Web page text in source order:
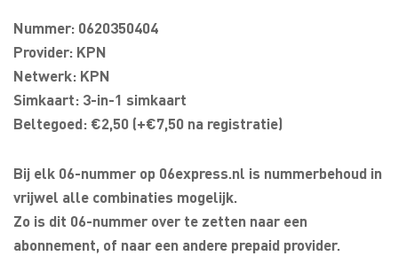
Nummer: 0620350404
Provider: KPN
Netwerk: KPN
Simkaart: 3-in-1 simkaart
Beltegoed: €2,50 (+€7,50 na registratie)
Bij elk 06-nummer op 06express.nl is nummerbehoud in
vrijwel alle combinaties mogelijk.
Zo is dit 06-nummer over te zetten naar een
abonnement, of naar een andere prepaid provider.